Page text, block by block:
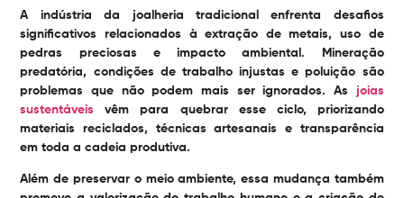
A indústria da joalheria tradicional enfrenta desafios
significativos relacionados à extração de metais, uso de
pedras preciosas e impacto ambiental. Mineração
predatória, condições de trabalho injustas e poluição são
problemas que não podem mais ser ignorados. As joias
sustentáveis vêm para quebrar esse ciclo, priorizando
materiais reciclados, técnicas artesanais e transparência
em toda a cadeia produtiva.
Além de preservar o meio ambiente, essa mudança também